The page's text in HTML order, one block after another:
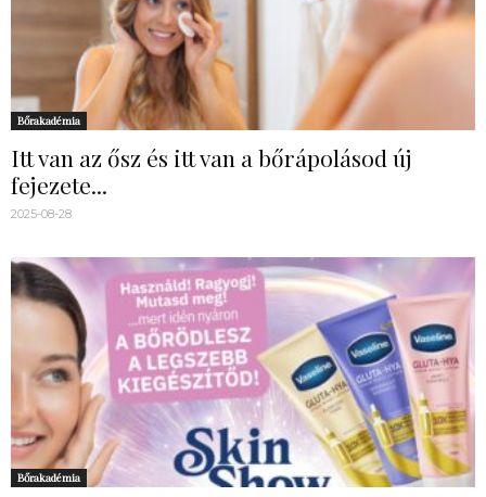
Bőrakadémia
Itt van az ősz és itt van a bőrápolásod új
fejezete...
2025-08-28
Bőrakadémia